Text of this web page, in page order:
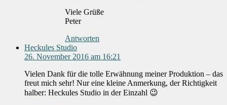
Viele Grüße
Peter
Antworten
Heckules Studio
26. November 2016 am 16:21
Vielen Dank für die tolle Erwähnung meiner Produktion – das
freut mich sehr! Nur eine kleine Anmerkung, der Richtigkeit
halber: Heckules Studio in der Einzahl 😉